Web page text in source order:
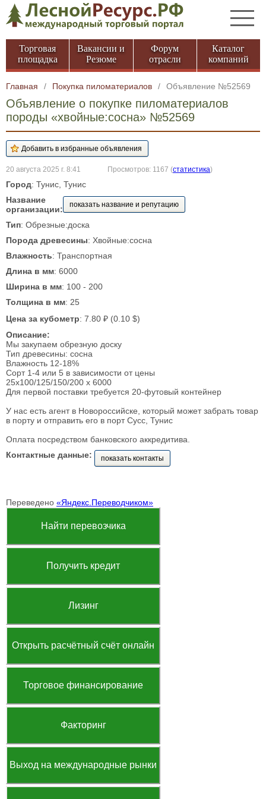
Торговая
площадка
Вакансии и
Резюме
Форум
отрасли
Каталог
компаний
Главная / Покупка пиломатериалов / Объявление №52569
Объявление о покупке пиломатериалов
породы «хвойные:сосна» №52569
20 августа 2025 г. 8:41 Просмотров: 1167 (статистика)
Город: Тунис, Тунис
Название
организации:
показать название и репутацию
Тип: Обрезные:доска
Порода древесины: Хвойные:сосна
Влажность: Транспортная
Длина в мм: 6000
Ширина в мм: 100 - 200
Толщина в мм: 25
Цена за кубометр: 7.80 ₽ (0.10 $)
Описание:
Мы закупаем обрезную доску
Тип древесины: сосна
Влажность 12-18%
Сорт 1-4 или 5 в зависимости от цены
25х100/125/150/200 х 6000
Для первой поставки требуется 20-футовый контейнер
У нас есть агент в Новороссийске, который может забрать товар
в порту и отправить его в порт Сусс, Тунис
Оплата посредством банковского аккредитива.
Контактные данные:
показать контакты
Переведено «Яндекс.Переводчиком»
Найти перевозчика
Получить кредит
Лизинг
Открыть расчётный счёт онлайн
Торговое финансирование
Факторинг
Выход на международные рынки